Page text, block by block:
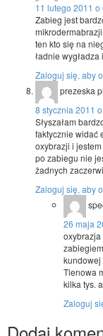
11 lutego 2011 o
Zabieg jest
ten kto się na
ładnie
Zaloguj się, aby
prezeska
8 stycznia 2011
Słyszałam
faktycznie widać
oxybrazji i
po zabiegu nie
żadnych
Zaloguj się, aby
26 maja
oxybrazja
kundowej
Tlenowa
kilka tys.
Zaloguj